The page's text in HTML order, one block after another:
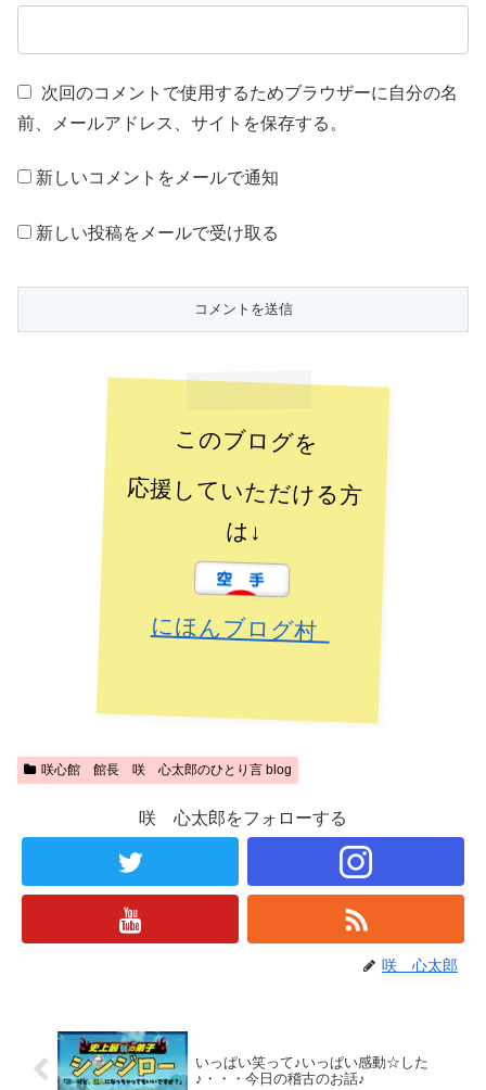
次回のコメントで使用するためブラウザーに自分の名
前、メールアドレス、サイトを保存する。
新しいコメントをメールで通知
新しい投稿をメールで受け取る
このブログを
応援していただける方
は↓
にほんブログ村
咲心館 館長 咲 心太郎のひとり言 blog
咲 心太郎をフォローする
咲 心太郎
いっぱい笑って♪いっぱい感動☆した
♪・・・今日の稽古のお話♪